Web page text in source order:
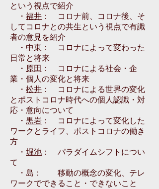
という視点で紹介
・ 福井 ： コロナ前、コロナ後、そ
してコロナとの共生という視点で有識
者の意見を紹介
・ 中東 ： コロナによって変わった
日常と将来
・ 原田 ： コロナによる社会・企
業・個人の変化と将来
・ 松井 ： コロナによる世界の変化
とポストコロナ時代への個人認識・対
応・意向について
・ 黒岩 ： コロナによって変化した
ワークとライフ、ポストコロナの働き
方
・ 堀池 ： パラダイムシフトについ
て
・島： 移動の概念の変化、テレ
ワークでできること・できないこと